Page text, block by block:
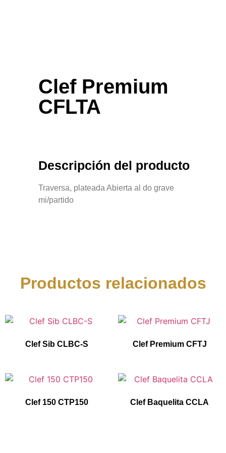
Clef Premium
CFLTA
Descripción del producto
Traversa, plateada Abierta al do grave
mi/partido
Productos relacionados
Clef Sib CLBC-S Clef Premium CFTJ
Clef 150 CTP150 Clef Baquelita CCLA